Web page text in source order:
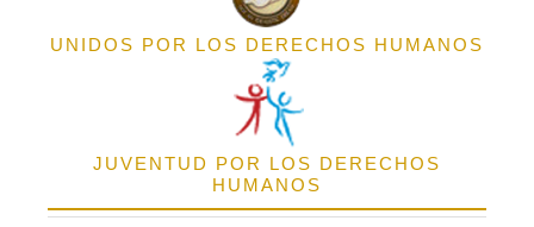
UNIDOS POR LOS DERECHOS HUMANOS
JUVENTUD POR LOS DERECHOS
HUMANOS